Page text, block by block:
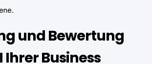
und Bewertung
Ihrer Business